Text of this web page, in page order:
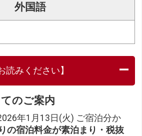
外国語
読みください】
のご案内
年1月13日(火) ご宿泊分か
の宿泊料金が素泊まり・税抜